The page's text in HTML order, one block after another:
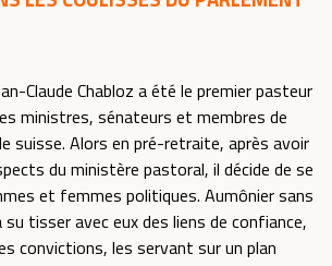
Claude Chabloz a été le premier pasteur
ministres, sénateurs et membres de
suisse. Alors en pré-retraite, après avoir
du ministère pastoral, il décide de se
et femmes politiques. Aumônier sans
tisser avec eux des liens de confiance,
convictions, les servant sur un plan